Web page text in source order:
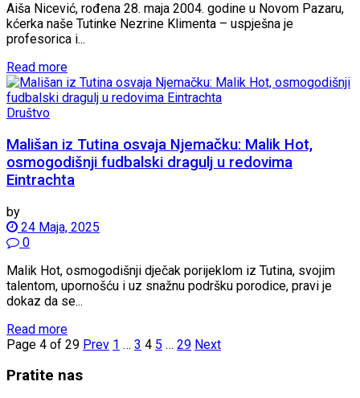
Aiša Nicević, rođena 28. maja 2004. godine u Novom Pazaru,
kćerka naše Tutinke Nezrine Klimenta – uspješna je
profesorica i...
Read more
Društvo
Mališan iz Tutina osvaja Njemačku: Malik Hot,
osmogodišnji fudbalski dragulj u redovima
Eintrachta
by
24 Maja, 2025
0
Malik Hot, osmogodišnji dječak porijeklom iz Tutina, svojim
talentom, upornošću i uz snažnu podršku porodice, pravi je
dokaz da se...
Read more
Page 4 of 29 Prev 1 … 3 4 5 … 29 Next
Pratite nas